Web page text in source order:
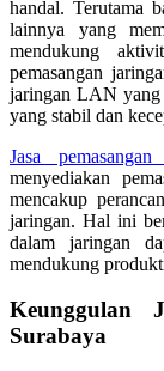
handal. Terutama
lainnya yang
mendukung
pemasangan
jaringan LAN yang
yang stabil dan
Jasa
menyediakan
mencakup
jaringan. Hal ini
dalam jaringan
mendukung
Keunggulan
Surabaya